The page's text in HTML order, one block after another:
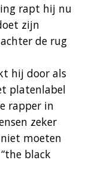
rapt hij nu
zijn
de rug
hij door als
platenlabel
rapper in
zeker
moeten
black